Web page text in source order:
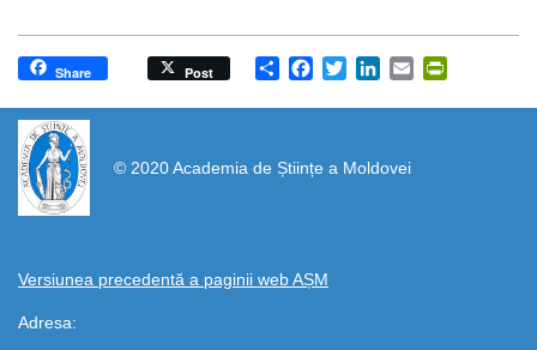
Share
Share Post Facebook
TwitterLinkedIn
Email
© 2020 Academia de Științe a Moldovei
Versiunea precedentă a paginii web AȘM
Adresa:
https://propletenie.ru/